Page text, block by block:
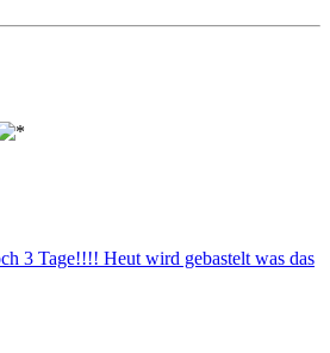
3 Tage!!!! Heut wird gebastelt was das